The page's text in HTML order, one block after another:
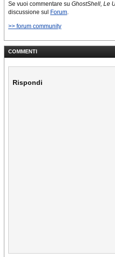
Se vuoi commentare su GhostShell, Le
discussione sul
Forum.
>> forum community
COMMENTI
Rispondi